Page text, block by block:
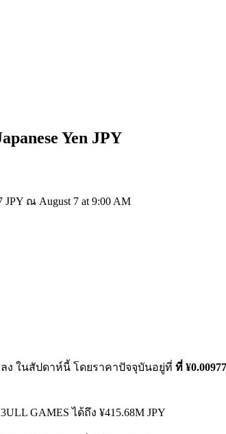
Yen JPY
ณ August 7 at 9:00 AM
ง ในสัปดาห์นี้ โดยราคาปัจจุบันอยู่ที่ ที่
GAMES ได้ถึง ¥415.68M JPY